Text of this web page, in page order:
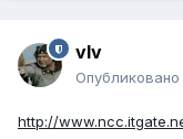
vIv
Опубликовано
http://